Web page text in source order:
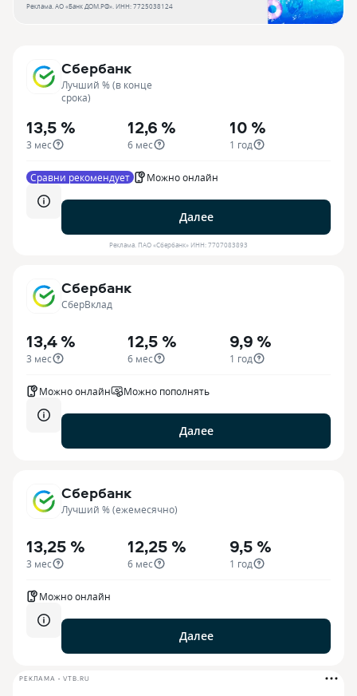
Реклама. АО «Банк ДОМ.РФ». ИНН: 7725038124
Сбербанк
Лучший % (в конце
срока)
13,5 %
3 мес
12,6 %
6 мес
10 %
1 год
Сравни рекомендует Можно онлайн
Далее
Реклама. ПАО «Сбербанк» ИНН: 7707083893
Сбербанк
СберВклад
13,4 %
3 мес
12,5 %
6 мес
9,9 %
1 год
Можно онлайн Можно пополнять
Далее
Сбербанк
Лучший % (ежемесячно)
13,25 %
3 мес
12,25 %
6 мес
9,5 %
1 год
Можно онлайн
Далее
РЕКЛАМА • VTB.RU